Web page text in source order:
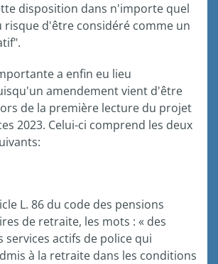
disposition dans n'importe quel
risque d'être considéré comme un
a enfin eu lieu
amendement vient d'être
de la première lecture du projet
2023. Celui-ci comprend les deux
L. 86 du code des pensions
de retraite, les mots : « des
services actifs de police qui
à la retraite dans les conditions